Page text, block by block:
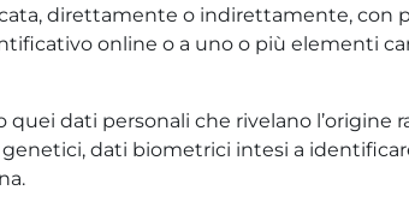
direttamente o indirettamente, con
online o a uno o più elementi
dati personali che rivelano l’origine
dati biometrici intesi a